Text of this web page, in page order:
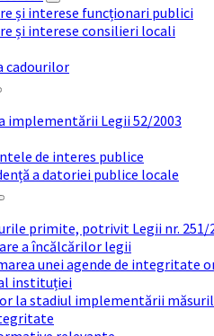
și interese funcționari publici
și interese consilieri locali
cadourilor
implementării Legii 52/2003
de interes publice
a datoriei publice locale
primite, potrivit Legii nr. 251/
a încălcărilor legii
unei agende de integritate
instituției
la stadiul implementării